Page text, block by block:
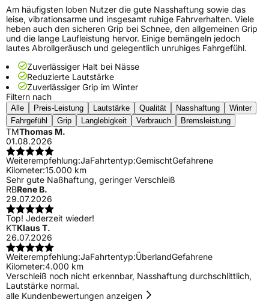
Am häufigsten loben Nutzer die gute Nasshaftung sowie das
leise, vibrationsarme und insgesamt ruhige Fahrverhalten. Viele
heben auch den sicheren Grip bei Schnee, den allgemeinen Grip
und die lange Laufleistung hervor. Einige bemängeln jedoch
lautes Abrollgeräusch und gelegentlich unruhiges Fahrgefühl.
Zuverlässiger Halt bei Nässe
Reduzierte Lautstärke
Zuverlässiger Grip im Winter
Filtern nach
Alle Preis-Leistung Lautstärke Qualität Nasshaftung
Winter
Fahrgefühl
Grip Langlebigkeit Verbrauch Bremsleistung
TMThomas M.
01.08.2026
Weiterempfehlung:JaFahrtentyp:GemischtGefahrene
Kilometer:15.000 km
Sehr gute Naßhaftung, geringer Verschleiß
RBRene B.
29.07.2026
Top! Jederzeit wieder!
KTKlaus T.
26.07.2026
Weiterempfehlung:JaFahrtentyp:ÜberlandGefahrene
Kilometer:4.000 km
Verschleiß noch nicht erkennbar, Nasshaftung durchschlittlich,
Lautstärke normal.
alle Kundenbewertungen anzeigen